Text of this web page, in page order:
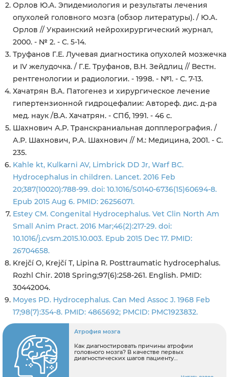
Орлов Ю.А. Эпидемиология и результаты лечения
опухолей головного мозга (обзор литературы). / Ю.А.
Орлов // Украинский нейрохирургический журнал,
2000. - № 2. - С. 5-14.
Труфанов Г.Е. Лучевая диагностика опухолей мозжечка
и IV желудочка. / Г.Е. Труфанов, В.Н. Зейдлиц // Вестн.
рентгенологии и радиологии. - 1998. - №1. - С. 7-13.
Хачатрян В.А. Патогенез и хирургическое лечение
гипертензионной гидроцефалии: Автореф. дис. д-ра
мед. наук /В.А. Хачатрян. - СПб, 1991. - 46 с.
Шахнович А.Р. Транскраниальная допплерография. /
А.Р. Шахнович, Р.А. Шахнович // М.: Медицина, 2001. - С.
235.
Kahle kt, Kulkarni AV, Limbrick DD Jr, Warf BC.
Hydrocephalus in children. Lancet. 2016 Feb
20;387(10020):788-99. doi: 10.1016/S0140-6736(15)60694-8.
Epub 2015 Aug 6. PMID: 26256071.
Estey CM. Congenital Hydrocephalus. Vet Clin North Am
Small Anim Pract. 2016 Mar;46(2):217-29. doi:
10.1016/j.cvsm.2015.10.003. Epub 2015 Dec 17. PMID:
26704658.
Krejčí O, Krejčí T, Lipina R. Posttraumatic hydrocephalus.
Rozhl Chir. 2018 Spring;97(6):258-261. English. PMID:
30442004.
Moyes PD. Hydrocephalus. Can Med Assoc J. 1968 Feb
17;98(7):354-8. PMID: 4865692; PMCID: PMC1923832.
Атрофия мозга
Как диагностировать причины атрофии
головного мозга? В качестве первых
диагностических шагов пациенту